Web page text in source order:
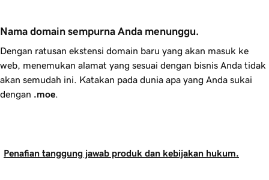
Nama domain sempurna Anda menunggu.
Dengan ratusan ekstensi domain baru yang akan masuk ke
web, menemukan alamat yang sesuai dengan bisnis Anda tidak
akan semudah ini. Katakan pada dunia apa yang Anda sukai
dengan .moe
Penafian tanggung jawab produk dan kebijakan hukum.